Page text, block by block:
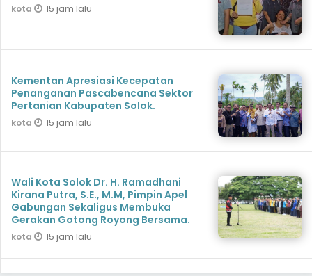
kota 15 jam lalu
Kementan Apresiasi Kecepatan
Penanganan Pascabencana Sektor
Pertanian Kabupaten Solok.
kota 15 jam lalu
Wali Kota Solok Dr. H. Ramadhani
Kirana Putra, S.E., M.M, Pimpin Apel
Gabungan Sekaligus Membuka
Gerakan Gotong Royong Bersama.
kota 15 jam lalu